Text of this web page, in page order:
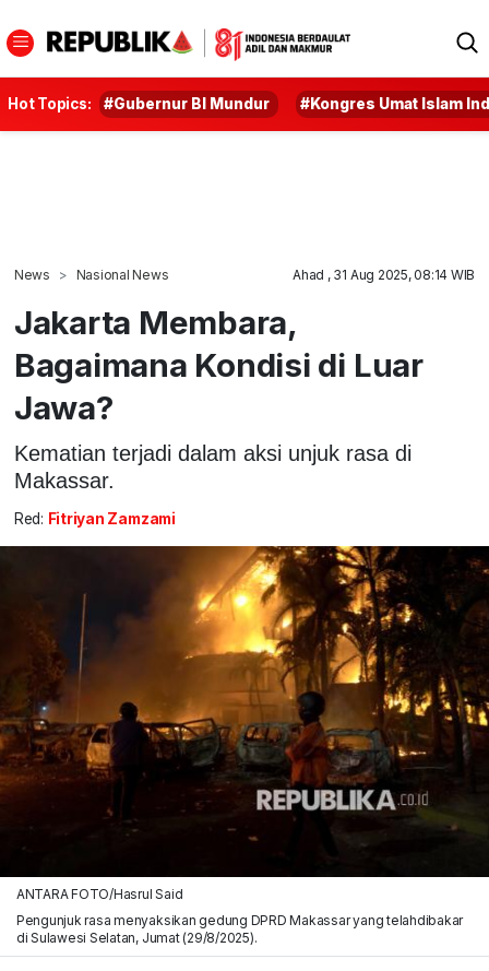
Hot Topics: #Gubernur BI Mundur #Kongres Umat Islam
News Nasional News Ahad , 31 Aug 2025, 08:14 WIB
Jakarta Membara,
Bagaimana Kondisi di Luar
Jawa?
Kematian terjadi dalam aksi unjuk rasa di
Makassar.
Red: Fitriyan Zamzami
ANTARA FOTO/Hasrul Said
Pengunjuk rasa menyaksikan gedung DPRD Makassar yang telahdibakar
di Sulawesi Selatan, Jumat (29/8/2025).